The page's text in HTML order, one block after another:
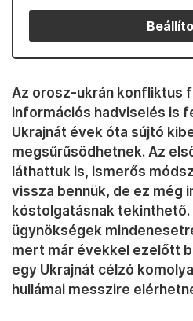
Az orosz-ukrán konfliktus
információs hadviselés is
Ukrajnát évek óta sújtó
megsűrűsödhetnek. Az
láthattuk is, ismerős
vissza bennük, de ez még
kóstolgatásnak
ügynökségek
mert már évekkel ezelőtt
egy Ukrajnát célzó
hullámai messzire